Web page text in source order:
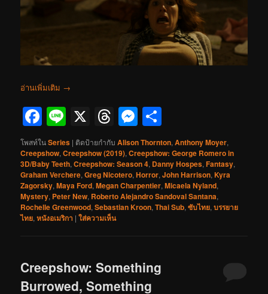
อ่านเพิ่มเติม →
Facebook
Line
X Threads
Messenger
โพสท์ในSeries | ติดป้ายกำกับ Alison Thornton,Anthony Moyer,
Creepshow,Creepshow (2019),Creepshow: George Romero in
3D/Baby Teeth,Creepshow: Season 4, Danny Hospes,Fantasy,
Graham Verchere,Greg Nicotero,Horror,John Harrison,Kyra
Zagorsky,Maya Ford,Megan Charpentier,Micaela Nyland,
Mystery, Peter New, Roberto Alejandro Sandoval Santana,
Rochelle Greenwood,Sebastian Kroon,Thai Sub,ซับไทย,บรรยาย
ไทย,หนังอเมริกา |ใส่ความเห็น
Creepshow: Something
Burrowed, Something